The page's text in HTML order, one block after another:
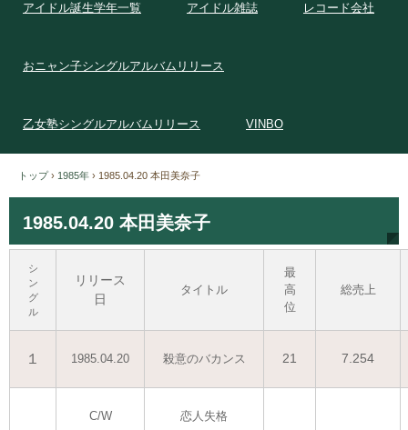
アイドル誕生学年一覧 アイドル雑誌 レコード会社
おニャン子シングルアルバムリリース
乙女塾シングルアルバムリリース VINBO
トップ › 1985年 › 1985.04.20 本田美奈子
1985.04.20 本田美奈子
シ
ン
グ
ル
リリース
日
タイトル
最
高
位
総売上
１ 1985.04.20 殺意のバカンス 21 7.254
C/W 恋人失格